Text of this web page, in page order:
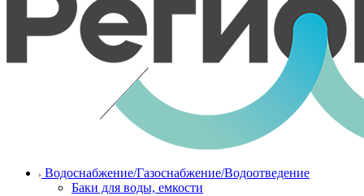
Водоснабжение/Газоснабжение/Водоотведение
Баки для воды, емкости